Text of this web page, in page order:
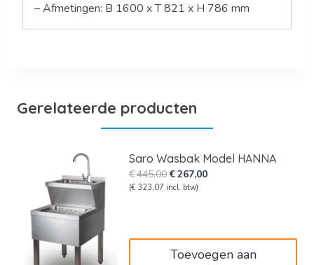
– Afmetingen: B 1600 x T 821 x H 786 mm
Gerelateerde producten
Saro Wasbak Model HANNA
€445,00Oorspronkelijke
prijs
€267,00Huidige
(€ 323,07 incl. btw)
Toevoegen aan